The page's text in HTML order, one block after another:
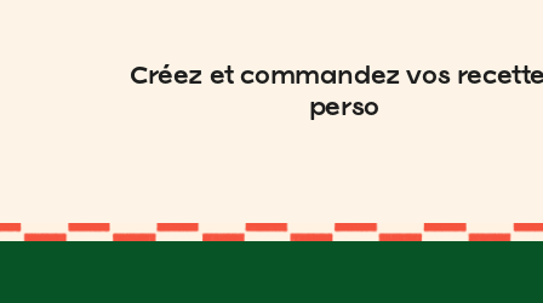
Créez et commandez vos
perso